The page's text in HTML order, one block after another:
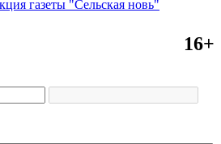
16+